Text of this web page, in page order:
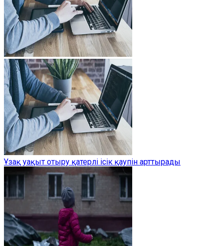
Ұзақ уақыт отыру қатерлі ісік қаупін арттырады